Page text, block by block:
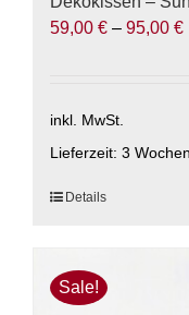
59,00 € – 95,00 €
inkl. MwSt.
Lieferzeit: 3 Wochen
Dieses
mehrere
Varianten
Details
Sale!